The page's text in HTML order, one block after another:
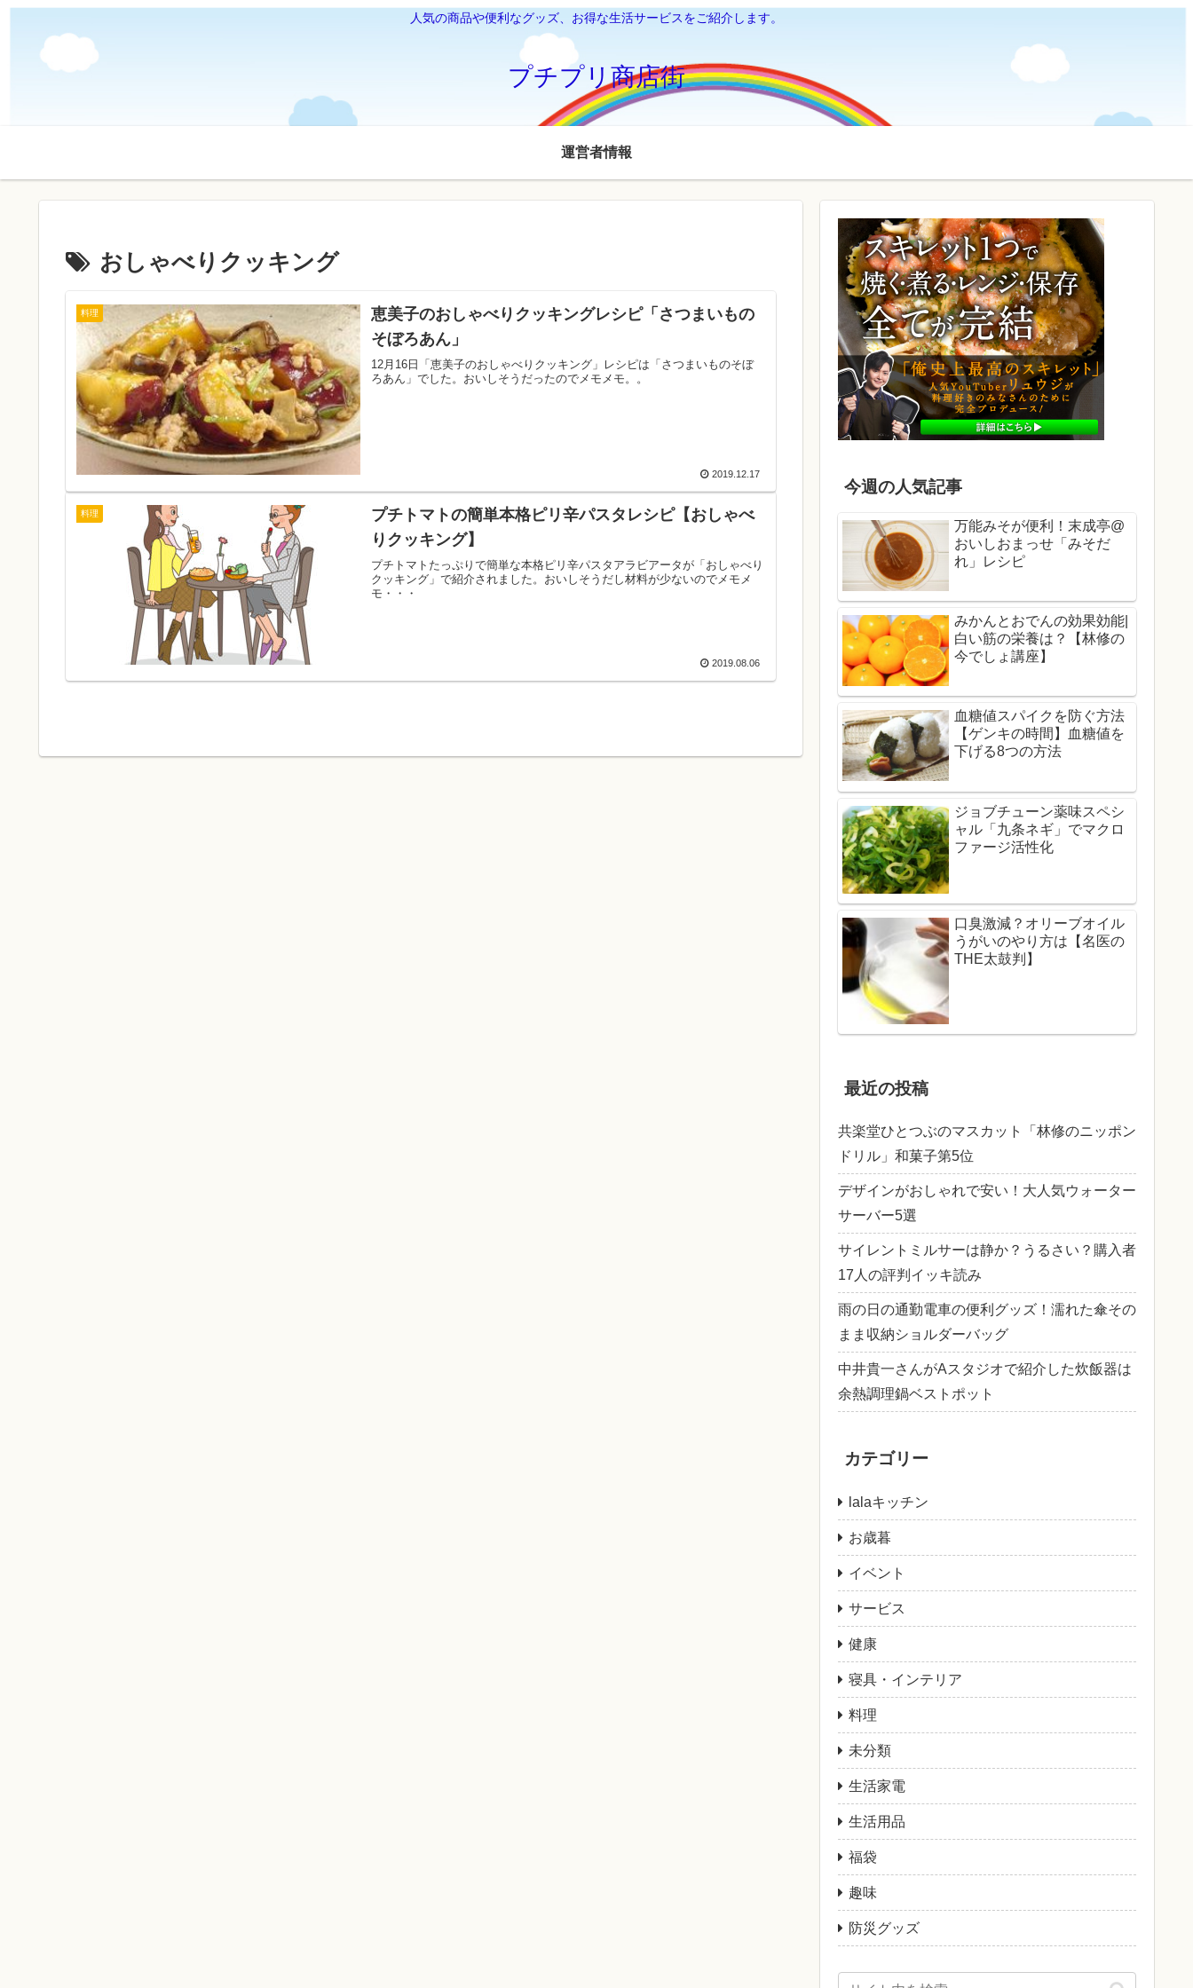
人気の商品や便利なグッズ、お得な生活サービスをご紹介します。
プチプリ商店街
運営者情報
おしゃべりクッキング
料理
恵美子のおしゃべりクッキングレシピ「さつまいもの
そぼろあん」
12月16日「恵美子のおしゃべりクッキング」レシピは「さつまいものそぼ
ろあん」でした。おいしそうだったのでメモメモ。。
2019.12.17
料理
プチトマトの簡単本格ピリ辛パスタレシピ【おしゃべ
りクッキング】
プチトマトたっぷりで簡単な本格ピリ辛パスタアラビアータが「おしゃべり
クッキング」で紹介されました。おいしそうだし材料が少ないのでメモメ
モ・・・
2019.08.06
今週の人気記事
万能みそが便利！末成亭@
おいしおまっせ「みそだ
れ」レシピ
みかんとおでんの効果効能|
白い筋の栄養は？【林修の
今でしょ講座】
血糖値スパイクを防ぐ方法
【ゲンキの時間】血糖値を
下げる8つの方法
ジョブチューン薬味スペシ
ャル「九条ネギ」でマクロ
ファージ活性化
口臭激減？オリーブオイル
うがいのやり方は【名医の
THE太鼓判】
最近の投稿
共楽堂ひとつぶのマスカット「林修のニッポン
ドリル」和菓子第5位
デザインがおしゃれで安い！大人気ウォーター
サーバー5選
サイレントミルサーは静か？うるさい？購入者
17人の評判イッキ読み
雨の日の通勤電車の便利グッズ！濡れた傘その
まま収納ショルダーバッグ
中井貴一さんがAスタジオで紹介した炊飯器は
余熱調理鍋ベストポット
カテゴリー
lalaキッチン
お歳暮
イベント
サービス
健康
寝具・インテリア
料理
未分類
生活家電
生活用品
福袋
趣味
防災グッズ